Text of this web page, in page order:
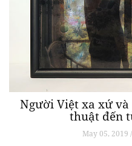
Người Việt xa xứ
thuật đến
May 05, 2019